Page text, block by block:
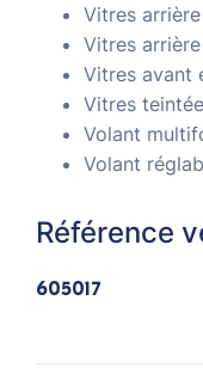
Vitres
Vitres
Vitres avant
Vitres
Volant
Volant
Référence
605017